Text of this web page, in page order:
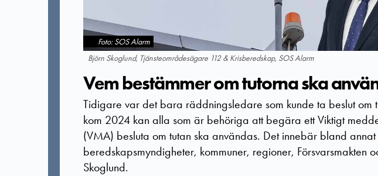
Foto: SOS Alarm
Björn Skoglund, Tjänsteområdesägare 112 & Krisberedskap, SOS Alarm
Vem bestämmer om tutorna ska
Tidigare var det bara räddningsledare som kunde ta beslut om
kom 2024 kan alla som är behöriga att begära ett Viktigt
(VMA) besluta om tutan ska användas. Det innebär bland
beredskapsmyndigheter, kommuner, regioner, Försvarsmakten
Skoglund.